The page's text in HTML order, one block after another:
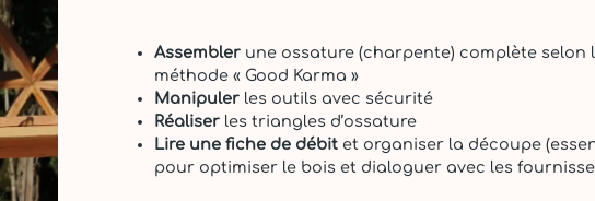
Assembler une ossature (charpente) complète selon
méthode « Good Karma »
Manipulerles outils avec sécurité
Réaliser les triangles d’ossature
Lire une fiche de débitet organiser la découpe
pour optimiser le bois et dialoguer avec les